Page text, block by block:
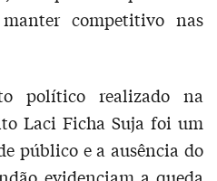
competitivo nas
político realizado na
Laci Ficha Suja foi um
público e a ausência do